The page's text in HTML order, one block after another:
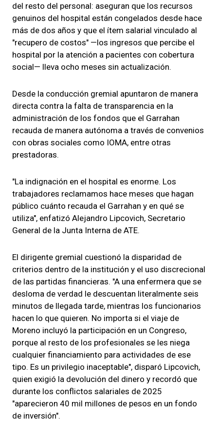
del resto del personal: aseguran que los recursos
genuinos del hospital están congelados desde hace
más de dos años y que el ítem salarial vinculado al
"recupero de costos" —los ingresos que percibe el
hospital por la atención a pacientes con cobertura
social— lleva ocho meses sin actualización.
Desde la conducción gremial apuntaron de manera
directa contra la falta de transparencia en la
administración de los fondos que el Garrahan
recauda de manera autónoma a través de convenios
con obras sociales como IOMA, entre otras
prestadoras.
"La indignación en el hospital es enorme. Los
trabajadores reclamamos hace meses que hagan
público cuánto recauda el Garrahan y en qué se
utiliza", enfatizó Alejandro Lipcovich, Secretario
General de la Junta Interna de ATE.
El dirigente gremial cuestionó la disparidad de
criterios dentro de la institución y el uso discrecional
de las partidas financieras. "A una enfermera que se
desloma de verdad le descuentan literalmente seis
minutos de llegada tarde, mientras los funcionarios
hacen lo que quieren. No importa si el viaje de
Moreno incluyó la participación en un Congreso,
porque al resto de los profesionales se les niega
cualquier financiamiento para actividades de ese
tipo. Es un privilegio inaceptable", disparó Lipcovich,
quien exigió la devolución del dinero y recordó que
durante los conflictos salariales de 2025
"aparecieron 40 mil millones de pesos en un fondo
de inversión".